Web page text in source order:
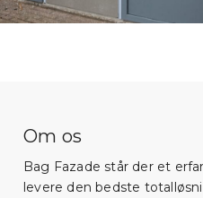
Om os
Bag Fazade står der et
levere den bedste